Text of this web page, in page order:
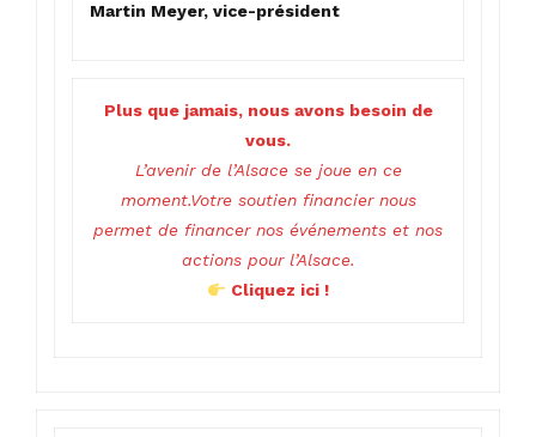
Martin Meyer, vice-président
Plus que jamais, nous avons besoin de
vous.
L’avenir de l’Alsace se joue en ce
moment.Votre soutien financier nous
permet de financer nos événements et nos
actions pour l’Alsace.
Cliquez ici !